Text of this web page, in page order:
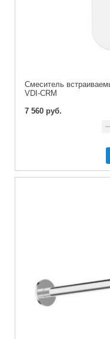
Смеситель
VDI-CRM
7 560 руб.